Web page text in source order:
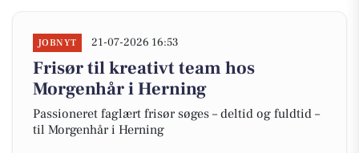
JOBNYT 21-07-2026 16:53
Frisør til kreativt team hos
Morgenhår i Herning
Passioneret faglært frisør søges – deltid og fuldtid –
til Morgenhår i Herning